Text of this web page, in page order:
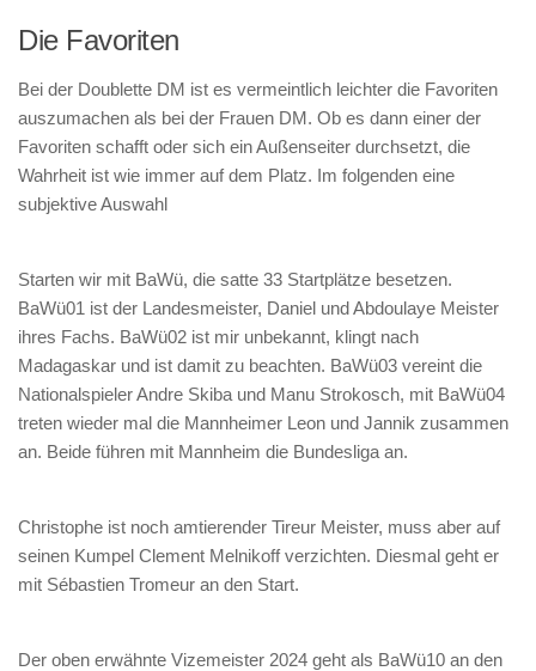
Die Favoriten
Bei der Doublette DM ist es vermeintlich leichter die Favoriten
auszumachen als bei der Frauen DM. Ob es dann einer der
Favoriten schafft oder sich ein Außenseiter durchsetzt, die
Wahrheit ist wie immer auf dem Platz. Im folgenden eine
subjektive Auswahl
Starten wir mit BaWü, die satte 33 Startplätze besetzen.
BaWü01 ist der Landesmeister, Daniel und Abdoulaye Meister
ihres Fachs. BaWü02 ist mir unbekannt, klingt nach
Madagaskar und ist damit zu beachten. BaWü03 vereint die
Nationalspieler Andre Skiba und Manu Strokosch, mit BaWü04
treten wieder mal die Mannheimer Leon und Jannik zusammen
an. Beide führen mit Mannheim die Bundesliga an.
Christophe ist noch amtierender Tireur Meister, muss aber auf
seinen Kumpel Clement Melnikoff verzichten. Diesmal geht er
mit Sébastien Tromeur an den Start.
Der oben erwähnte Vizemeister 2024 geht als BaWü10 an den